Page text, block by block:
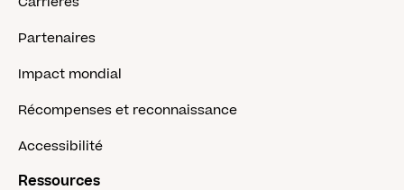
Partenaires
Impact mondial
Récompenses et reconnaissance
Accessibilité
Ressources